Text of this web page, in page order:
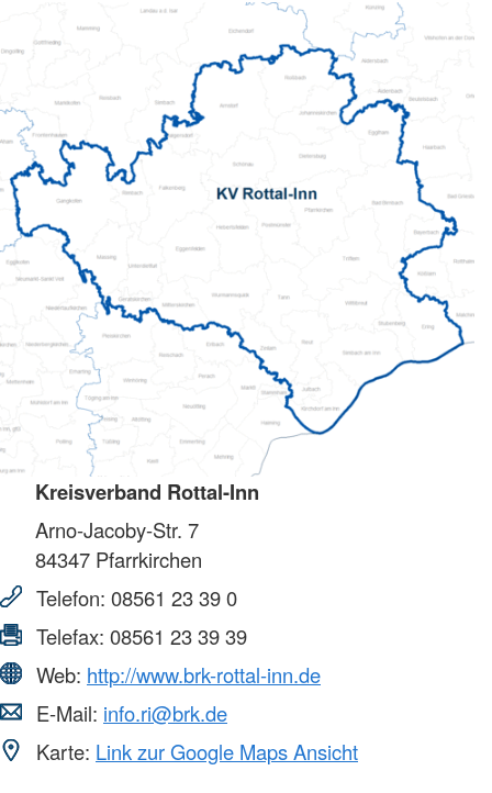
Kreisverband Rottal-Inn
Arno-Jacoby-Str. 7
84347 Pfarrkirchen
Telefon: 08561 23 39 0
Telefax: 08561 23 39 39
Web: http://www.brk-rottal-inn.de
E-Mail: info.ri@brk.de
Karte: Link zur Google Maps Ansicht